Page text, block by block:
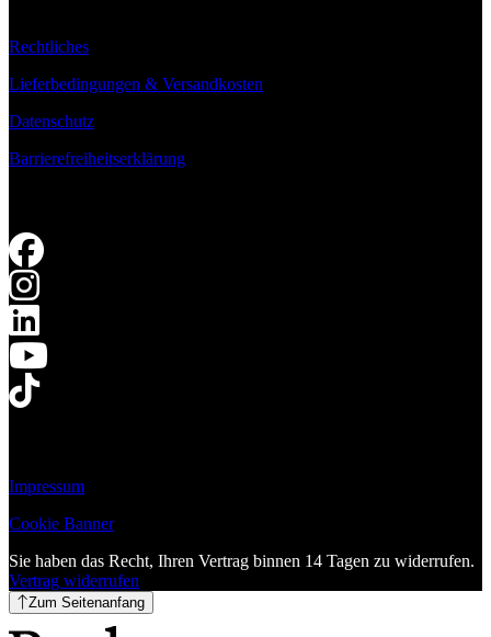
Rechtliches
Lieferbedingungen & Versandkosten
Datenschutz
Barrierefreiheitserklärung
Impressum
Cookie Banner
Sie haben das Recht, Ihren Vertrag binnen 14 Tagen zu widerrufen.
Vertrag widerrufen
Zum Seitenanfang